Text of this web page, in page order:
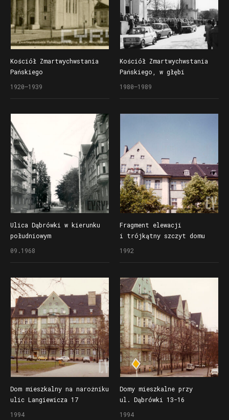
Kościół Zmartwychwstania
Pańskiego
1920–1939
Kościół Zmartwychwstania
Pańskiego, w głębi
polskich świętych
1980–1989
Ulica Dąbrówki w kierunku
południowym
09.1968
Fragment elewacji
i trójkątny szczyt domu
1992
Dom mieszkalny na narożniku
ulic Langiewicza 17
1994
Domy mieszkalne przy
ul. Dąbrówki 13-16
1994